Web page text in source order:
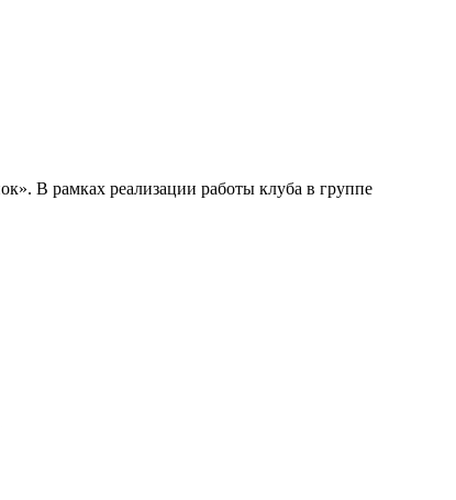
В рамках реализации работы клуба в группе